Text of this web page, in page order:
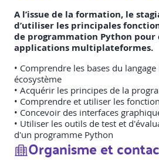
A l’issue de la formation, le
d’utiliser les principales
de programmation Python pour
applications multiplateformes.
• Comprendre les bases du
écosystème
• Acquérir les principes de la
• Comprendre et utiliser les
• Concevoir des interfaces
• Utiliser les outils de test et
d'un programme Python
Organisme et